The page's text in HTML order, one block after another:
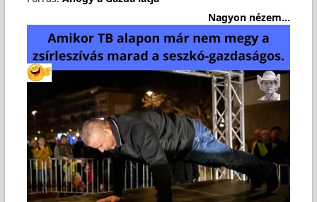
Nagyon nézem...